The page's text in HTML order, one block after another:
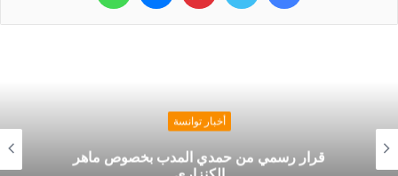
أخبار توانسة
قرار رسمي من حمدي المدب بخصوص ماهر